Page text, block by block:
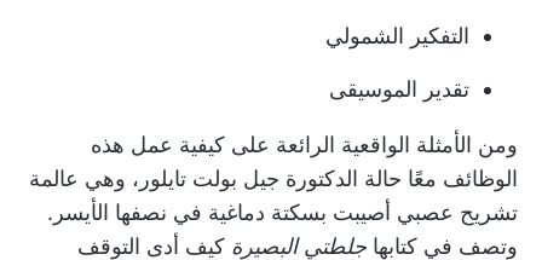
التفكير الشمولي
تقدير الموسيقى
ومن الأمثلة الواقعية الرائعة على كيفية عمل هذه
الوظائف معًا حالة الدكتورة جيل بولت تايلور، وهي عالمة
تشريح عصبي أصيبت بسكتة دماغية في نصفها الأيسر.
وتصف في كتابها جلطتي البصيرة كيف أدى التوقف